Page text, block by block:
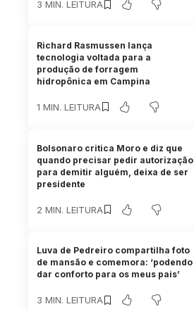
3 MIN. LEITURA
Richard Rasmussen lança
tecnologia voltada para a
produção de forragem
hidropônica em Campina
1 MIN. LEITURA
Bolsonaro critica Moro e diz que
quando precisar pedir autorização
para demitir alguém, deixa de ser
presidente
2 MIN. LEITURA
Luva de Pedreiro compartilha foto
de mansão e comemora: ‘podendo
dar conforto para os meus pais’
3 MIN. LEITURA